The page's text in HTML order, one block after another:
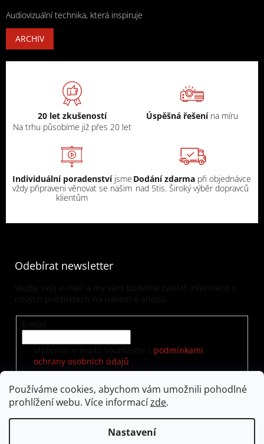
Používáme cookies, abychom vám umožnili pohodlné
prohlížení webu. Více informacízde.
Nastavení
Audiovizuální technika, která inspiruje
ARCHIV
20 let zkušeností
Na trhu působíme již přes 20 let
Úspěšná řešení na míru
Individuální poradenstvíjsme
vždy připraveni věnovat se našim
klientům
Dodání zdarma při objednávce
nad 5tis. Široký výběr dopravců
Odebírat newsletter
Vložte svůj e-mail a my vám budeme zasílat informace o
nových produktech na našem e-shopu.
E-mail
Vložením e-mailu souhlasíte s podmínkami
ochrany osobních údajů
PŘIHLÁSIT SE